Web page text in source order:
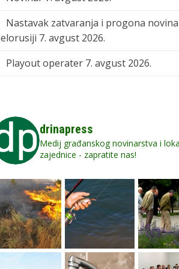
Nastavak zatvaranja i progona
7. avgust 2026.
Playout operater 7. avgust 2026.
drinapress
Medij građanskog novinarstva i
zajednice - zapratite nas!